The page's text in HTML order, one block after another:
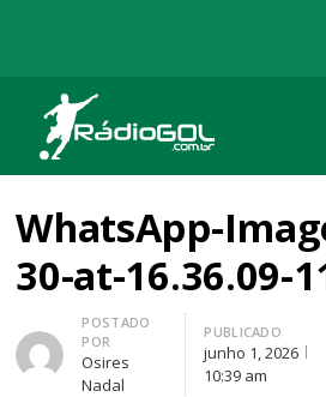
Rádio Gol
Há mais de 20 anos com as melhores
WhatsApp-
30-at-16.36.09-
Autor
POSTADO
POR
Osires
Nadal
PUBLICADO
junho 1, 2026
10:39 am